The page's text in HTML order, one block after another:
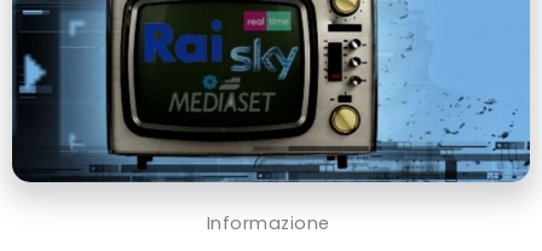
Informazione